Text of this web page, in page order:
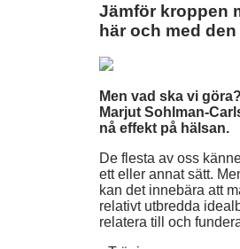
Jämför kroppen
här och med
Men vad ska vi
Marjut Sohlman-
nå effekt på hälsan.
De flesta av oss
ett eller annat sätt.
kan det innebära att
relativt utbredda
relatera till och